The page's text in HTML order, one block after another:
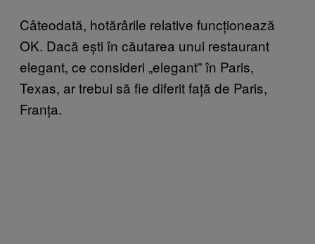
Câteodată, hotărârile relative funcționează
OK. Dacă ești în căutarea unui restaurant
elegant, ce consideri „elegant” în Paris,
Texas, ar trebui să fie diferit față de Paris,
Franța.